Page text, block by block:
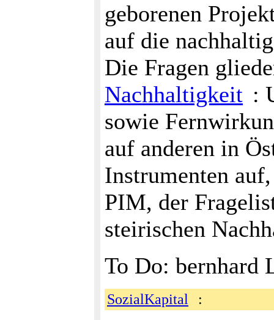
geborenen
auf die
Die Fragen
Nachhaltigkeit :
sowie
auf anderen in
Instrumenten
PIM, der
steirischen
To Do: bernhard
SozialKapital :